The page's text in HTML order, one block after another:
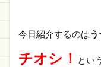
今日紹介するのは
チオシ！
とい